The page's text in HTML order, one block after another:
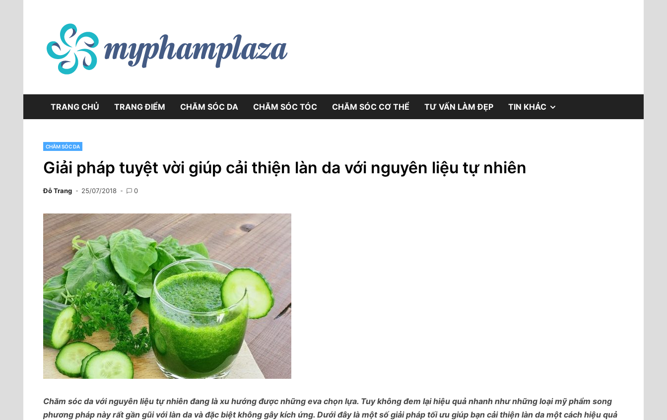
TRANG CHỦ TRANG ĐIỂM CHĂM SÓC DA CHĂM SÓC TÓC CHĂM SÓC CƠ THỂ TƯ VẤN LÀM ĐẸP TIN KHÁC
CHĂM SÓC DA
Giải pháp tuyệt vời giúp cải thiện làn da với nguyên liệu tự nhiên
Đỗ Trang 25/07/2018 0
Chăm sóc da với nguyên liệu tự nhiên đang là xu hướng được những eva chọn lựa. Tuy không đem lại hiệu quả nhanh như những loại mỹ phẩm song
phương pháp này rất gần gũi với làn da và đặc biệt không gây kích ứng. Dưới đây là một số giải pháp tối ưu giúp bạn cải thiện làn da một cách hiệu quả